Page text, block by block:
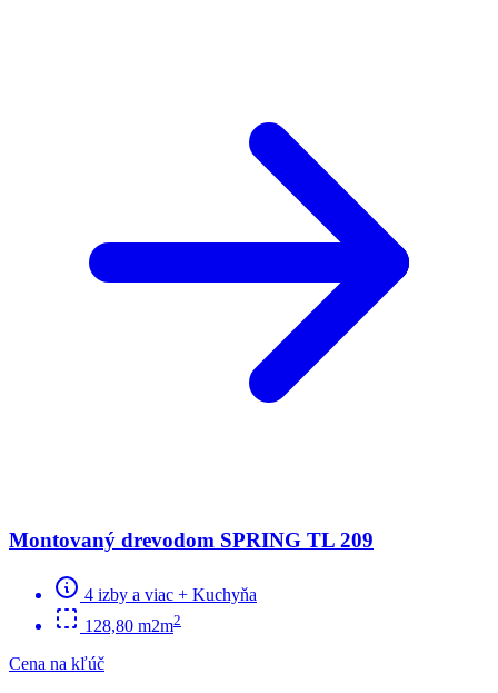
Montovaný drevodom SPRING TL 209
4 izby a viac + Kuchyňa
128,80 m2m2
Cena na kľúč